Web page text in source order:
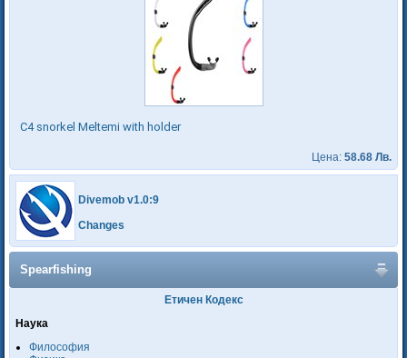
C4 snorkel Meltemi with holder
Цена: 58.68 Лв.
Divemob v1.0:9
Changes
Spearfishing
Етичен Кодекс
Наука
Философия